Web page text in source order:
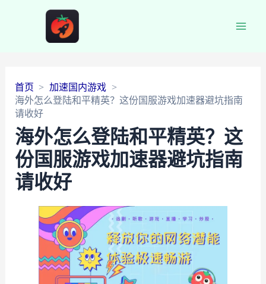
首页
加速国内游戏
海外怎么登陆和平精英？这份国服游戏加速器避坑指南
请收好
海外怎么登陆和平精英？这
份国服游戏加速器避坑指南
请收好